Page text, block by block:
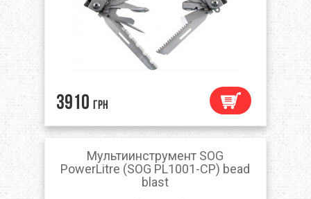
3910 грн
Мультиинструмент SOG
PowerLitre (SOG PL1001-CP) bead
blast